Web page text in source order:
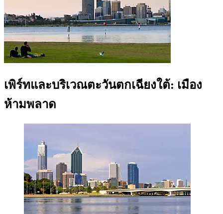
เพิร์ทและบริเวณตะวันตกเฉียงใต้: เมือง
ห้ามพลาด